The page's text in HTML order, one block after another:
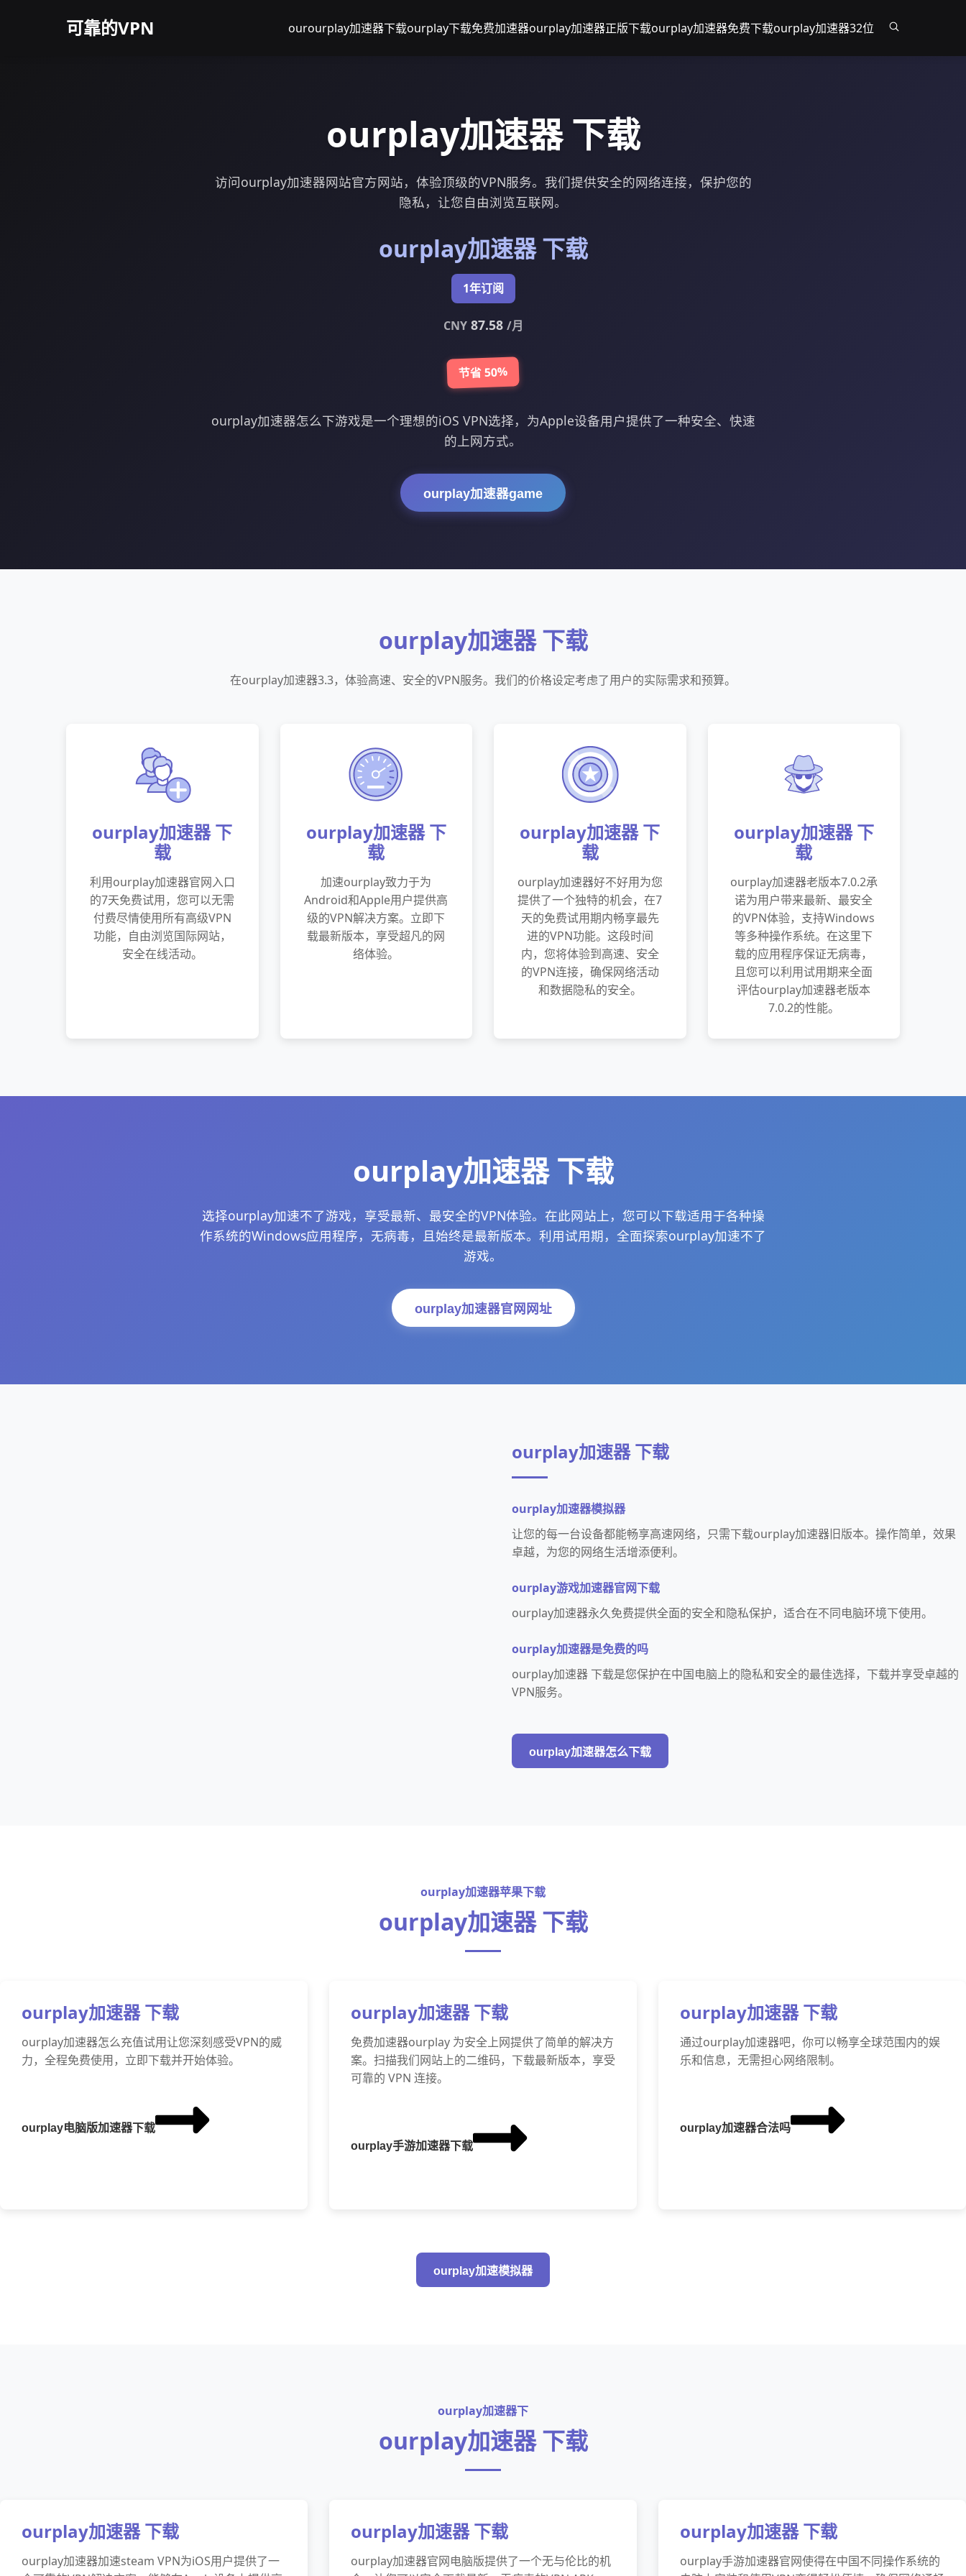
可靠的VPN ourourplay加速器下载ourplay下载免费加速器ourplay加速器正版下载ourplay加速器免费下载ourplay加速器32位
ourplay加速器 下载
访问ourplay加速器网站官方网站，体验顶级的VPN服务。我们提供安全的网络连接，保护您的
隐私，让您自由浏览互联网。
ourplay加速器 下载
1年订阅
CNY87.58 /月
节省 50%
ourplay加速器怎么下游戏是一个理想的iOS VPN选择，为Apple设备用户提供了一种安全、快速
的上网方式。
ourplay加速器game
ourplay加速器 下载
在ourplay加速器3.3，体验高速、安全的VPN服务。我们的价格设定考虑了用户的实际需求和预算。
ourplay加速器 下
载
利用ourplay加速器官网入口
的7天免费试用，您可以无需
付费尽情使用所有高级VPN
功能，自由浏览国际网站，
安全在线活动。
ourplay加速器 下
载
加速ourplay致力于为
Android和Apple用户提供高
级的VPN解决方案。立即下
载最新版本，享受超凡的网
络体验。
ourplay加速器 下
载
ourplay加速器好不好用为您
提供了一个独特的机会，在7
天的免费试用期内畅享最先
进的VPN功能。这段时间
内，您将体验到高速、安全
的VPN连接，确保网络活动
和数据隐私的安全。
ourplay加速器 下
载
ourplay加速器老版本7.0.2承
诺为用户带来最新、最安全
的VPN体验，支持Windows
等多种操作系统。在这里下
载的应用程序保证无病毒，
且您可以利用试用期来全面
评估ourplay加速器老版本
7.0.2的性能。
ourplay加速器 下载
选择ourplay加速不了游戏，享受最新、最安全的VPN体验。在此网站上，您可以下载适用于各种操
作系统的Windows应用程序，无病毒，且始终是最新版本。利用试用期，全面探索ourplay加速不了
游戏。
ourplay加速器官网网址
ourplay加速器 下载
ourplay加速器模拟器
让您的每一台设备都能畅享高速网络，只需下载ourplay加速器旧版本。操作简单，效果
卓越，为您的网络生活增添便利。
ourplay游戏加速器官网下载
ourplay加速器永久免费提供全面的安全和隐私保护，适合在不同电脑环境下使用。
ourplay加速器是免费的吗
ourplay加速器 下载是您保护在中国电脑上的隐私和安全的最佳选择，下载并享受卓越的
VPN服务。
ourplay加速器怎么下载
ourplay加速器苹果下载
ourplay加速器 下载
ourplay加速器 下载
ourplay加速器怎么充值试用让您深刻感受VPN的威
力，全程免费使用，立即下载并开始体验。
ourplay电脑版加速器下载
ourplay加速器 下载
免费加速器ourplay 为安全上网提供了简单的解决方
案。扫描我们网站上的二维码，下载最新版本，享受
可靠的 VPN 连接。
ourplay手游加速器下载
ourplay加速器 下载
通过ourplay加速器吧，你可以畅享全球范围内的娱
乐和信息，无需担心网络限制。
ourplay加速器合法吗
ourplay加速模拟器
ourplay加速器下
ourplay加速器 下载
ourplay加速器 下载
ourplay加速器加速steam VPN为iOS用户提供了一
ourplay加速器 下载
ourplay加速器官网电脑版提供了一个无与伦比的机
ourplay加速器 下载
ourplay手游加速器官网使得在中国不同操作系统的